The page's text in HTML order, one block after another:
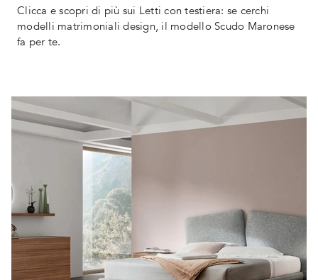
Clicca e scopri di più sui Letti con testiera: se cerchi
modelli matrimoniali design, il modello Scudo Maronese
fa per te.